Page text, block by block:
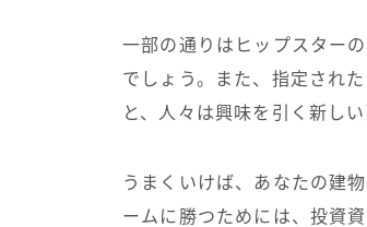
一部の通りはヒップスター
でしょう。また、指定され
と、人々は興味を引く新し
うまくいけば、あなたの建
ームに勝つためには、投資